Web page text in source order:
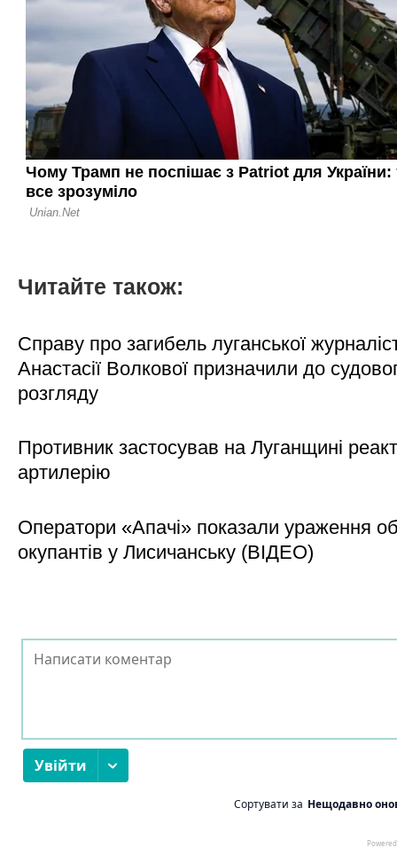
Читайте також:
Справу про загибель луганської
Анастасії Волкової призначили до
розгляду
Противник застосував на Луганщині
артилерію
Оператори «Апачі» показали ураження
окупантів у Лисичанську (ВІДЕО)